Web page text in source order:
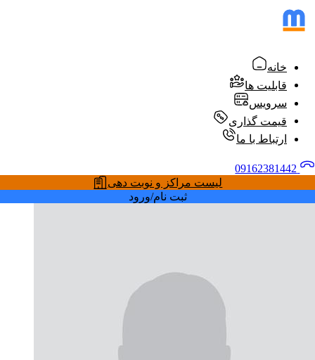
خانه
قابلیت ها
سرویس
قیمت گذاری
ارتباط با ما
لیست مراکز و نوبت دهی
ثبت نام/ورود